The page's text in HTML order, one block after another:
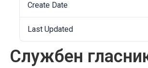
Create Date
Last Updated
Службен